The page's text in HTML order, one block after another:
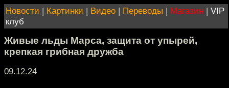
Новости | Картинки | Видео | Переводы | Магазин | VIP
клуб
Живые льды Марса, защита от упырей,
крепкая грибная дружба
09.12.24